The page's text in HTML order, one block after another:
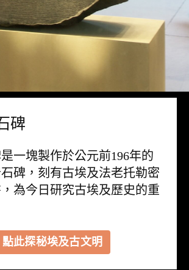
碑
一塊製作於公元前196年的
碑，刻有古埃及法老托勒密
為今日研究古埃及歷史的重
點此探秘埃及古文明